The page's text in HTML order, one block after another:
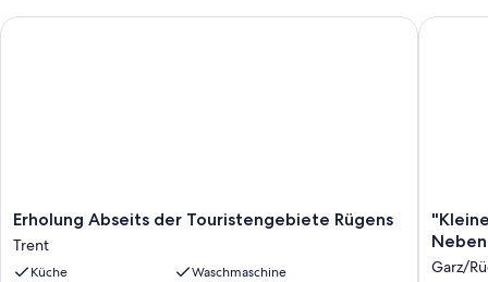
Erholung
Abseits
der
Touristengebiete
Erholung Abseits der Touristengebiete Rügens
Trent
Küche
Waschmaschine
Erholung Abseits der Touristengebiete Rügens
"Kleine
Fewo
Garz/
"Kleine